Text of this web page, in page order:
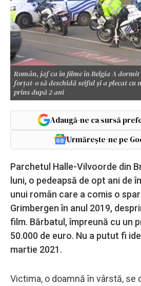
Român, jaf ca în filme în Belgia A
forțat-o să deschidă seiful și a plecat cu
prins după 2 ani
Adaugă-ne ca sursă
Urmărește-ne pe
Parchetul Halle-Vilvoorde din
luni, o pedeapsă de opt ani de
unui român care a comis o
Grimbergen în anul 2019,
film. Bărbatul, împreună cu un
50.000 de euro. Nu a putut fi
martie 2021.
Victima, o doamnă în vârstă, se